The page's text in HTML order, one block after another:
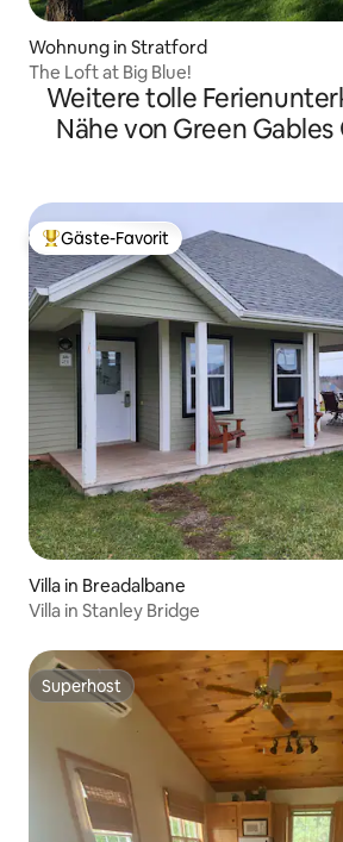
Wohnung in Stratford
The Loft at Big Blue!
Weitere tolle
Nähe von Green Gables
Beliebter Gäste-Favorit.
Gäste-Favorit
Villa in Breadalbane
Villa in Stanley Bridge
Superhost
Superhost